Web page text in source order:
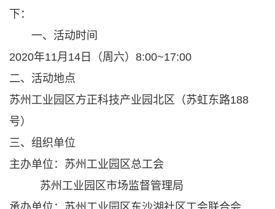
下：
一、活动时间
2020年11月14日（周六）8:00~17:00
二、活动地点
苏州工业园区方正科技产业园北区（苏虹东路188
号）
三、组织单位
主办单位：苏州工业园区总工会
苏州工业园区市场监督管理局